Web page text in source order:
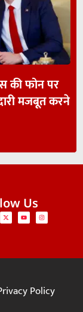
की फोन पर
मजबूत करने
Us
Policy